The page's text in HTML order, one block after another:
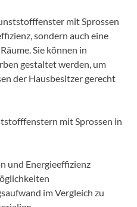
mit Sprossen
sondern auch eine
Sie können in
gestaltet werden, um
der Hausbesitzer gerecht
mit Sprossen in
und Energieeffizienz
im Vergleich zu